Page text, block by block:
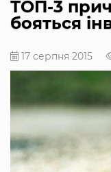
ТОП-3
бояться
17 серпня 2015